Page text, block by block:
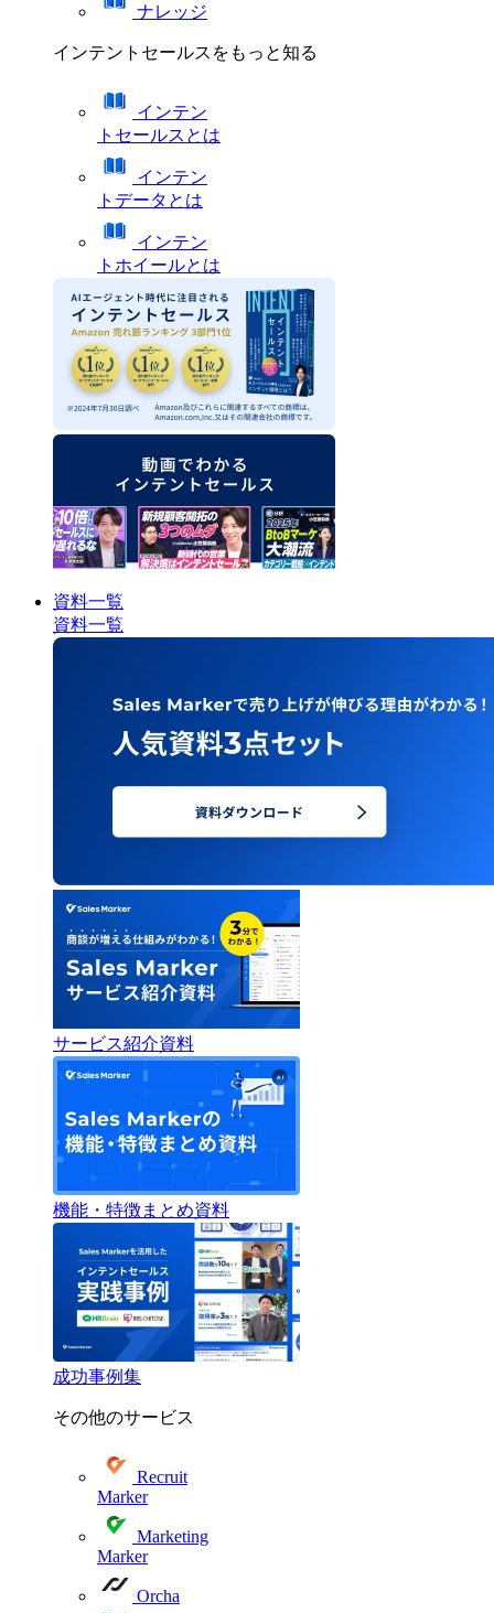
ナレッジ
インテントセールスをもっと知る
インテン
トセールスとは
インテン
トデータとは
インテン
トホイールとは
資料一覧
資料一覧
サービス紹介資料
機能・特徴まとめ資料
成功事例集
その他のサービス
Recruit
Marker
Marketing
Marker
Orcha